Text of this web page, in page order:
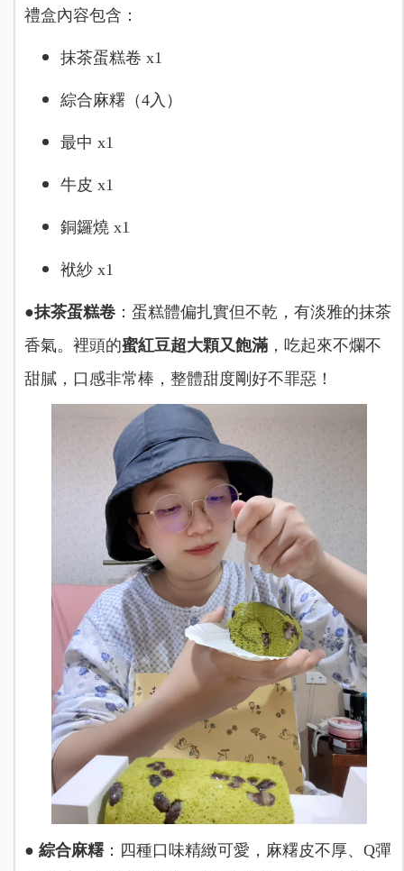
禮盒內容包含：
抹茶蛋糕卷 x1
綜合麻糬（4入）
最中 x1
牛皮 x1
銅鑼燒 x1
袱紗 x1
●抹茶蛋糕卷：蛋糕體偏扎實但不乾，有淡雅的抹茶
香氣。裡頭的蜜紅豆超大顆又飽滿，吃起來不爛不
甜膩，口感非常棒，整體甜度剛好不罪惡！
● 綜合麻糬：四種口味精緻可愛，麻糬皮不厚、Q彈